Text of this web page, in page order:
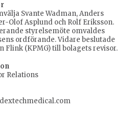
Svante Wadman, Anders
Olof Asplund och Rolf Eriksson.
styrelsemöte omvaldes
ordförande. Vidare beslutade
Flink (KPMG) till bolagets revisor.
Relations